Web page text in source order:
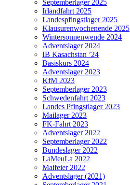
Septemberlager 2025
Irlandfahrt 2025
Landespfingstlager 2025
Klausurenwochenende 2025
Wintersonnenwende 2024
Adventslager 2024
IB Kasachstan ’24
Basiskurs 2024
Adventslager 2023
KfM 2023
Septemberlager 2023
Schwedenfahrt 2023
Landes Pfingstlager 2023
Mailager 2023
FK-Fahrt 2023
Adventslager 2022
Septemberlager 2022
Bundeslager 2022
LaMeuLa 2022
Maifeier 2022
Adventslager (2021)